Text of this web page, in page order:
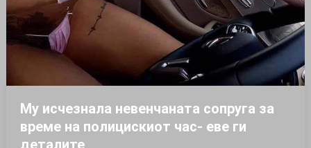
Му исчезнала невенчаната сопруга за
време на полицискиот час- еве ги
деталите